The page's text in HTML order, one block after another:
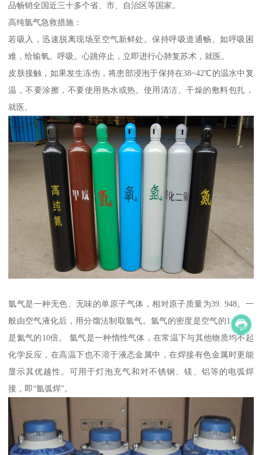
品畅销全国近三十多个省、市、自治区等国家。
高纯氩气急救措施：
若吸入，迅速脱离现场至空气新鲜处。保持呼吸道通畅。如呼吸困
难，给输氧。呼吸。心跳停止，立即进行心肺复苏术，就医。
皮肤接触，如果发生冻伤，将患部浸泡于保持在38~42℃的温水中复
温，不要涂擦，不要使用热水或热。使用清洁、干燥的敷料包扎，
就医。
氩气是一种无色、无味的单原子气体，相对原子质量为39. 948。一
般由空气液化后，用分馏法制取氩气。氩气的密度是空气的1.4倍，
是氦气的10倍。 氩气是一种惰性气体，在常温下与其他物质均不起
化学反应，在高温下也不溶于液态金属中，在焊接有色金属时更能
显示其优越性。可用于灯泡充气和对不锈钢、镁、铝等的电弧焊
接，即“氩弧焊”。